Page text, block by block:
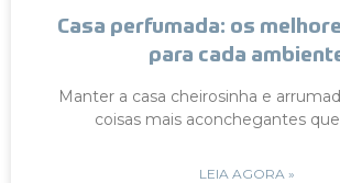
Casa perfumada: os
para cada
Manter a casa cheirosinha e
coisas mais aconchegantes
LEIA AGORA »